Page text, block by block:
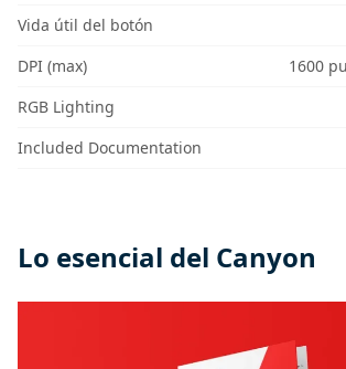
Vida útil del botón
DPI (max)
1600
RGB Lighting
Included Documentation
Lo esencial del Canyon